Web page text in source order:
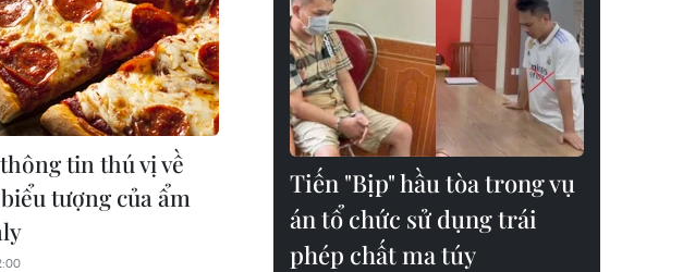
tin thú vị về
tượng của ẩm
Tiến "Bịp" hầu tòa trong vụ
án tổ chức sử dụng trái
phép chất ma túy